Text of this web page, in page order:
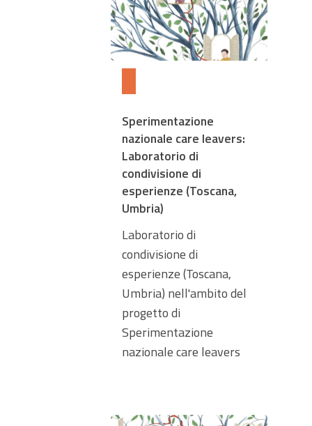
Sperimentazione
nazionale care leavers:
Laboratorio di
condivisione di
esperienze (Toscana,
Umbria)
Laboratorio di
condivisione di
esperienze (Toscana,
Umbria) nell'ambito del
progetto di
Sperimentazione
nazionale care leavers